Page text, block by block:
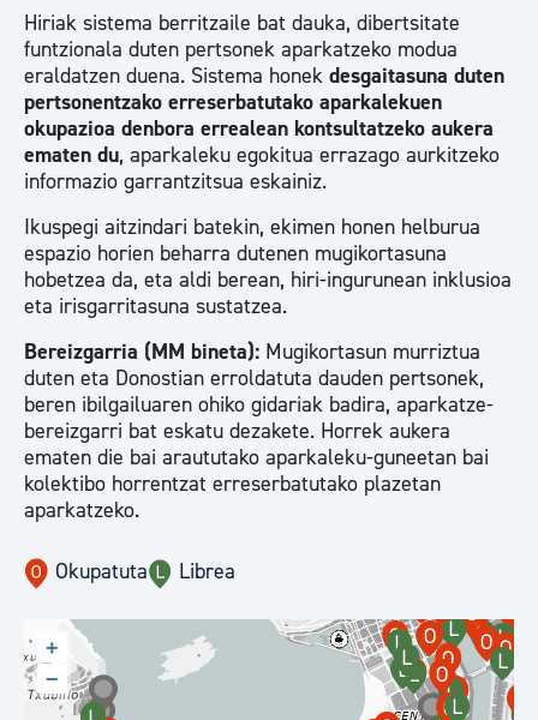
Hiriak sistema berritzaile bat dauka, dibertsitate
funtzionala duten pertsonek aparkatzeko modua
eraldatzen duena. Sistema honek desgaitasuna duten
pertsonentzako erreserbatutako aparkalekuen
okupazioa denbora errealean kontsultatzeko aukera
ematen du, aparkaleku egokitua errazago aurkitzeko
informazio garrantzitsua eskainiz.
Ikuspegi aitzindari batekin, ekimen honen helburua
espazio horien beharra dutenen mugikortasuna
hobetzea da, eta aldi berean, hiri-ingurunean inklusioa
eta irisgarritasuna sustatzea.
Bereizgarria (MM bineta): Mugikortasun murriztua
duten eta Donostian erroldatuta dauden pertsonek,
beren ibilgailuaren ohiko gidariak badira, aparkatze-
bereizgarri bat eskatu dezakete. Horrek aukera
ematen die bai araututako aparkaleku-guneetan bai
kolektibo horrentzat erreserbatutako plazetan
aparkatzeko.
Okupatuta Librea
+
−